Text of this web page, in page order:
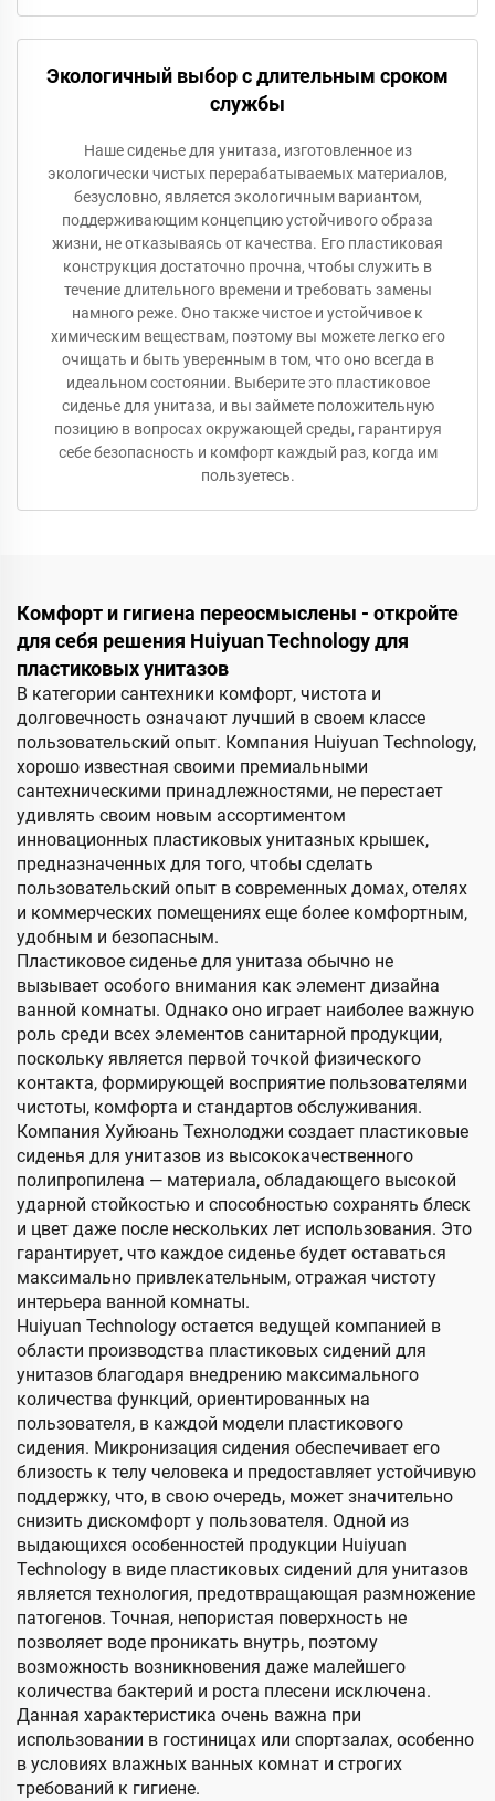
Экологичный выбор с длительным сроком
службы
Наше сиденье для унитаза, изготовленное из
экологически чистых перерабатываемых материалов,
безусловно, является экологичным вариантом,
поддерживающим концепцию устойчивого образа
жизни, не отказываясь от качества. Его пластиковая
конструкция достаточно прочна, чтобы служить в
течение длительного времени и требовать замены
намного реже. Оно также чистое и устойчивое к
химическим веществам, поэтому вы можете легко его
очищать и быть уверенным в том, что оно всегда в
идеальном состоянии. Выберите это пластиковое
сиденье для унитаза, и вы займете положительную
позицию в вопросах окружающей среды, гарантируя
себе безопасность и комфорт каждый раз, когда им
пользуетесь.
Комфорт и гигиена переосмыслены - откройте
для себя решения Huiyuan Technology для
пластиковых унитазов
В категории сантехники комфорт, чистота и
долговечность означают лучший в своем классе
пользовательский опыт. Компания Huiyuan Technology,
хорошо известная своими премиальными
сантехническими принадлежностями, не перестает
удивлять своим новым ассортиментом
инновационных пластиковых унитазных крышек,
предназначенных для того, чтобы сделать
пользовательский опыт в современных домах, отелях
и коммерческих помещениях еще более комфортным,
удобным и безопасным.
Пластиковое сиденье для унитаза обычно не
вызывает особого внимания как элемент дизайна
ванной комнаты. Однако оно играет наиболее важную
роль среди всех элементов санитарной продукции,
поскольку является первой точкой физического
контакта, формирующей восприятие пользователями
чистоты, комфорта и стандартов обслуживания.
Компания Хуйюань Технолоджи создает пластиковые
сиденья для унитазов из высококачественного
полипропилена — материала, обладающего высокой
ударной стойкостью и способностью сохранять блеск
и цвет даже после нескольких лет использования. Это
гарантирует, что каждое сиденье будет оставаться
максимально привлекательным, отражая чистоту
интерьера ванной комнаты.
Huiyuan Technology остается ведущей компанией в
области производства пластиковых сидений для
унитазов благодаря внедрению максимального
количества функций, ориентированных на
пользователя, в каждой модели пластикового
сидения. Микронизация сидения обеспечивает его
близость к телу человека и предоставляет устойчивую
поддержку, что, в свою очередь, может значительно
снизить дискомфорт у пользователя. Одной из
выдающихся особенностей продукции Huiyuan
Technology в виде пластиковых сидений для унитазов
является технология, предотвращающая размножение
патогенов. Точная, непористая поверхность не
позволяет воде проникать внутрь, поэтому
возможность возникновения даже малейшего
количества бактерий и роста плесени исключена.
Данная характеристика очень важна при
использовании в гостиницах или спортзалах, особенно
в условиях влажных ванных комнат и строгих
требований к гигиене.